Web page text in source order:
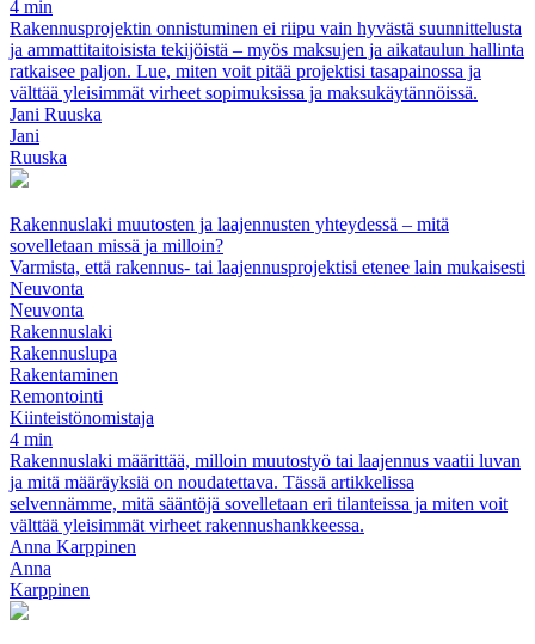
4 min
Rakennusprojektin onnistuminen ei riipu vain hyvästä suunnittelusta
ja ammattitaitoisista tekijöistä – myös maksujen ja aikataulun hallinta
ratkaisee paljon. Lue, miten voit pitää projektisi tasapainossa ja
välttää yleisimmät virheet sopimuksissa ja maksukäytännöissä.
Jani Ruuska
Jani
Ruuska
Rakennuslaki muutosten ja laajennusten yhteydessä – mitä
sovelletaan missä ja milloin?
Varmista, että rakennus- tai laajennusprojektisi etenee lain mukaisesti
Neuvonta
Neuvonta
Rakennuslaki
Rakennuslupa
Rakentaminen
Remontointi
Kiinteistönomistaja
4 min
Rakennuslaki määrittää, milloin muutostyö tai laajennus vaatii luvan
ja mitä määräyksiä on noudatettava. Tässä artikkelissa
selvennämme, mitä sääntöjä sovelletaan eri tilanteissa ja miten voit
välttää yleisimmät virheet rakennushankkeessa.
Anna Karppinen
Anna
Karppinen